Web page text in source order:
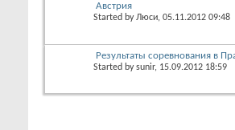
Австрия
Started byЛюси, 05.11.2012 09:48
Результаты соревнования в
Started bysunir, 15.09.2012 18:59